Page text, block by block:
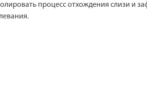
процесс отхождения слизи и